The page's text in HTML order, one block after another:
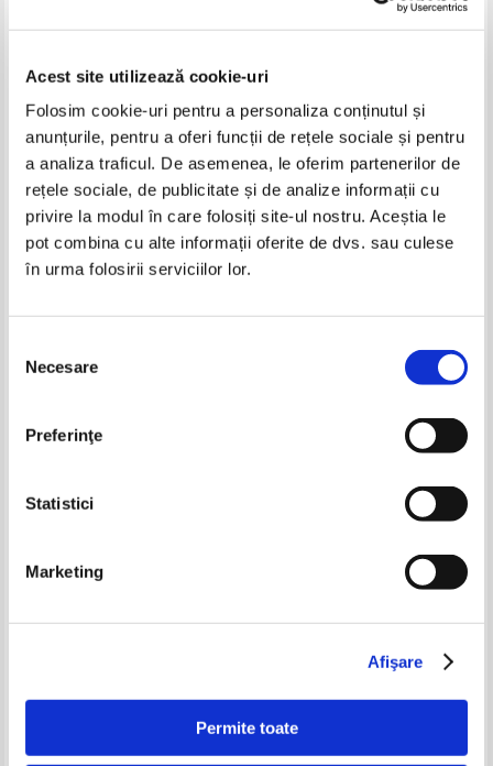
Acest site utilizează cookie-uri
Folosim cookie-uri pentru a personaliza conținutul și
anunțurile, pentru a oferi funcții de rețele sociale și pentru
a analiza traficul. De asemenea, le oferim partenerilor de
rețele sociale, de publicitate și de analize informații cu
privire la modul în care folosiți site-ul nostru. Aceștia le
pot combina cu alte informații oferite de dvs. sau culese
în urma folosirii serviciilor lor.
consimțământului
Necesare
Preferinţe
Statistici
Marketing
Afişare
Permite toate
Ion Ursulescu - Valori ale
patrimoniului evreiesc la Braila
Pret:25,00Lei 10,00 Lei
Petru Marian - Drept la tinta (cu
autograful autorului)
-60%
Adaugă în coș
-60%